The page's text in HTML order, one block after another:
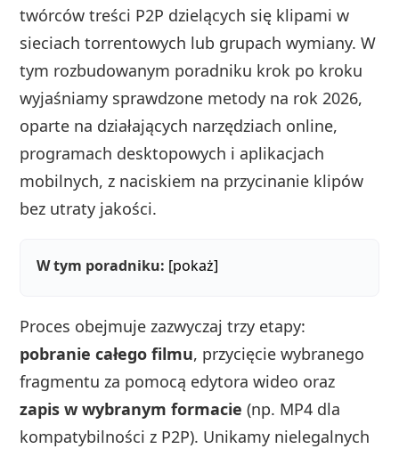
twórców treści P2P dzielących się klipami w
sieciach torrentowych lub grupach wymiany. W
tym rozbudowanym poradniku krok po kroku
wyjaśniamy sprawdzone metody na rok 2026,
oparte na działających narzędziach online,
programach desktopowych i aplikacjach
mobilnych, z naciskiem na przycinanie klipów
bez utraty jakości.
W tym poradniku: [pokaż]
Proces obejmuje zazwyczaj trzy etapy:
pobranie całego filmu, przycięcie wybranego
fragmentu za pomocą edytora wideo oraz
zapis w wybranym formacie (np. MP4 dla
kompatybilności z P2P). Unikamy nielegalnych